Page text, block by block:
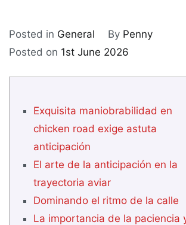
Posted in General By Penny
Posted on 1st June 2026
Exquisita maniobrabilidad en
chicken road exige astuta
anticipación
El arte de la anticipación en la
trayectoria aviar
Dominando el ritmo de la calle
La importancia de la paciencia